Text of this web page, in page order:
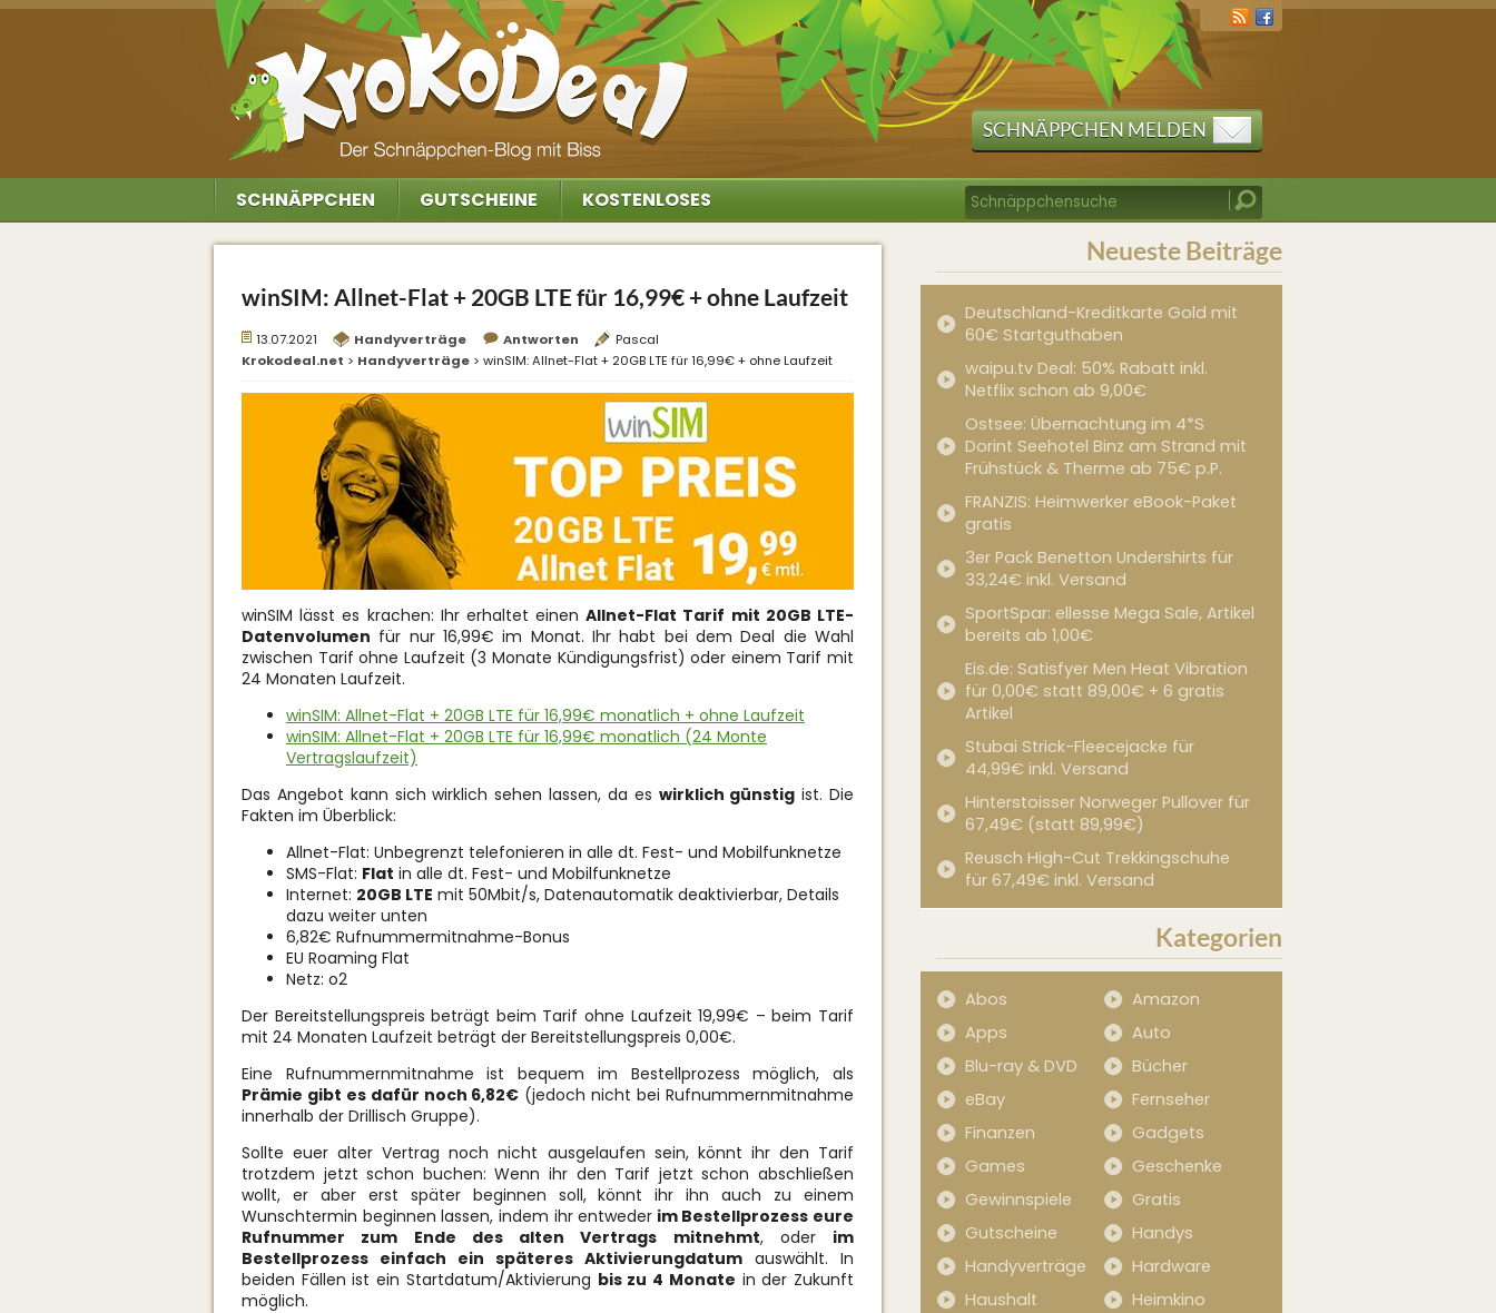
SCHNÄPPCHEN MELDEN
SCHNÄPPCHEN GUTSCHEINE KOSTENLOSES
winSIM: Allnet-Flat + 20GB LTE für 16,99€ + ohne Laufzeit
13.07.2021 Handyverträge Antworten
Pascal
Krokodeal.net > Handyverträge > winSIM: Allnet-Flat + 20GB LTE für 16,99€ + ohne Laufzeit
winSIM lässt es krachen: Ihr erhaltet einenAllnet-Flat Tarif mit 20GB LTE-
Datenvolumen für nur 16,99€ im Monat. Ihr habt bei dem Deal die Wahl
zwischen Tarif ohne Laufzeit (3 Monate Kündigungsfrist) oder einem Tarif mit
24 Monaten Laufzeit.
winSIM: Allnet-Flat + 20GB LTE für 16,99€ monatlich + ohne Laufzeit
winSIM: Allnet-Flat + 20GB LTE für 16,99€ monatlich (24 Monte
Vertragslaufzeit)
Das Angebot kann sich wirklich sehen lassen, da es wirklich günstig ist. Die
Fakten im Überblick:
Allnet-Flat: Unbegrenzt telefonieren in alle dt. Fest- und Mobilfunknetze
SMS-Flat: Flat in alle dt. Fest- und Mobilfunknetze
Internet: 20GB LTE mit 50Mbit/s, Datenautomatik deaktivierbar, Details
dazu weiter unten
6,82€ Rufnummermitnahme-Bonus
EU Roaming Flat
Netz: o2
Der Bereitstellungspreis beträgt beim Tarif ohne Laufzeit 19,99€ – beim Tarif
mit 24 Monaten Laufzeit beträgt der Bereitstellungspreis 0,00€.
Eine Rufnummernmitnahme ist bequem im Bestellprozess möglich, als
Prämie gibt es dafür noch 6,82€ (jedoch nicht bei Rufnummernmitnahme
innerhalb der Drillisch Gruppe).
Sollte euer alter Vertrag noch nicht ausgelaufen sein, könnt ihr den Tarif
trotzdem jetzt schon buchen: Wenn ihr den Tarif jetzt schon abschließen
wollt, er aber erst später beginnen soll, könnt ihr ihn auch zu einem
Wunschtermin beginnen lassen, indem ihr entweder im Bestellprozess eure
Rufnummer zum Ende des alten Vertrags mitnehmt, oder im
Bestellprozess einfach ein späteres Aktivierungdatum auswählt. In
beiden Fällen ist ein Startdatum/Aktivierung bis zu 4 Monate in der Zukunft
möglich.
Neueste Beiträge
Deutschland-Kreditkarte Gold mit
60€ Startguthaben
waipu.tv Deal: 50% Rabatt inkl.
Netflix schon ab 9,00€
Ostsee: Übernachtung im 4*S
Dorint Seehotel Binz am Strand mit
Frühstück & Therme ab 75€ p.P.
FRANZIS: Heimwerker eBook-Paket
gratis
3er Pack Benetton Undershirts für
33,24€ inkl. Versand
SportSpar: ellesse Mega Sale, Artikel
bereits ab 1,00€
Eis.de: Satisfyer Men Heat Vibration
für 0,00€ statt 89,00€ + 6 gratis
Artikel
Stubai Strick-Fleecejacke für
44,99€ inkl. Versand
Hinterstoisser Norweger Pullover für
67,49€ (statt 89,99€)
Reusch High-Cut Trekkingschuhe
für 67,49€ inkl. Versand
Kategorien
Abos
Amazon
Apps
Auto
Blu-ray & DVD
Bücher
eBay
Fernseher
Finanzen
Gadgets
Games
Geschenke
Gewinnspiele
Gratis
Gutscheine
Handys
Handyverträge
Hardware
Haushalt
Heimkino